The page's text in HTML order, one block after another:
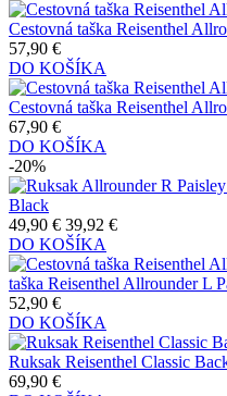
Cestovná taška Reisenthel
57,90 €
DO KOŠÍKA
Cestovná taška Reisenthel
67,90 €
DO KOŠÍKA
-20%
Black
49,90 € 39,92 €
DO KOŠÍKA
taška Reisenthel Allrounder L
52,90 €
DO KOŠÍKA
Ruksak Reisenthel Classic
69,90 €